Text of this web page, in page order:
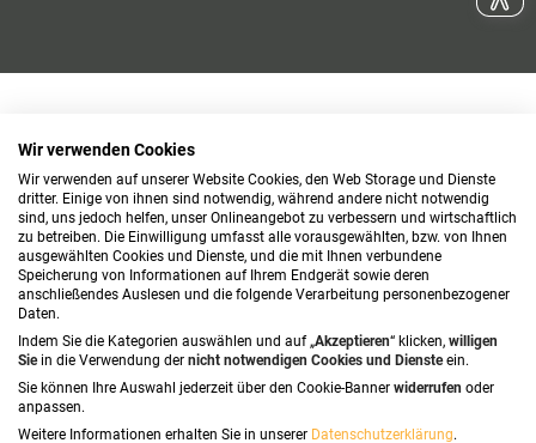
Wir verwenden Cookies
Wir verwenden auf unserer Website Cookies, den Web Storage und Dienste
dritter. Einige von ihnen sind notwendig, während andere nicht notwendig
sind, uns jedoch helfen, unser Onlineangebot zu verbessern und wirtschaftlich
zu betreiben. Die Einwilligung umfasst alle vorausgewählten, bzw. von Ihnen
ausgewählten Cookies und Dienste, und die mit Ihnen verbundene
Speicherung von Informationen auf Ihrem Endgerät sowie deren
anschließendes Auslesen und die folgende Verarbeitung personenbezogener
Daten.
Indem Sie die Kategorien auswählen und auf „Akzeptieren“ klicken, willigen
Sie in die Verwendung der nicht notwendigen Cookies und Diensteein.
Sie können Ihre Auswahl jederzeit über den Cookie-Banner widerrufen oder
anpassen.
Weitere Informationen erhalten Sie in unserer Datenschutzerklärung.